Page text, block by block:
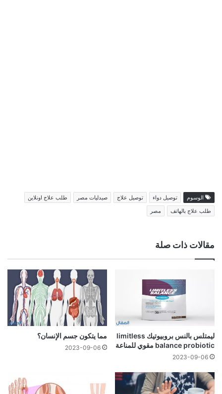
الوسوم توصيل دواء توصيل علاج صيدليات مصر
طلب علاج اونلاين
طلب علاج بالهاتف
مصر
مقالات ذات صلة
ليمتلس بالنس بروبيوتيك limitless
balance probiotic مقوي للمناعة
2023-09-06
مما يتكون جسم الإنسان؟
2023-09-06